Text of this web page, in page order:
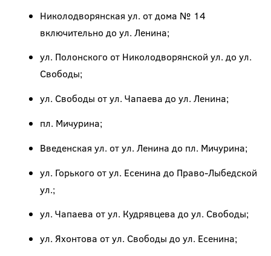
Николодворянская ул. от дома № 14
включительно до ул. Ленина;
ул. Полонского от Николодворянской ул. до ул.
Свободы;
ул. Свободы от ул. Чапаева до ул. Ленина;
пл. Мичурина;
Введенская ул. от ул. Ленина до пл. Мичурина;
ул. Горького от ул. Есенина до Право-Лыбедской
ул.;
ул. Чапаева от ул. Кудрявцева до ул. Свободы;
ул. Яхонтова от ул. Свободы до ул. Есенина;